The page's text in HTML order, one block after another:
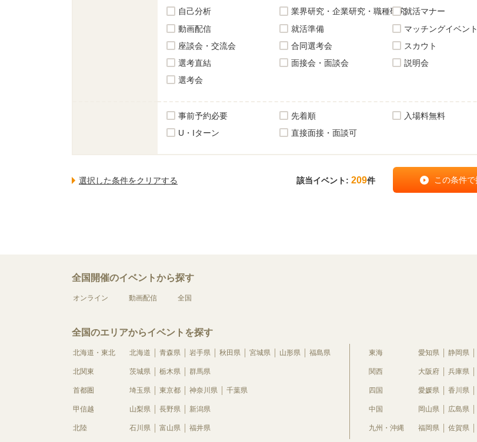
自己分析
業界研究・企業研究・職種研究就活マナー
動画配信
就活準備
マッチングイベント
座談会・交流会
合同選考会
スカウト
選考直結
面接会・面談会
説明会
選考会
事前予約必要 先着順
入場料無料
U・Iターン
直接面接・面談可
該当イベント: 209件
全国開催のイベントから探す
オンライン 動画配信 全国
全国のエリアからイベントを探す
北海道・東北 北海道 青森県 岩手県 秋田県 宮城県 山形県 福島県
北関東 茨城県 栃木県 群馬県
首都圏 埼玉県 東京都 神奈川県 千葉県
甲信越 山梨県 長野県 新潟県
北陸 石川県 富山県 福井県
東海 愛知県 静岡県
関西 大阪府 兵庫県
四国 愛媛県 香川県
中国 岡山県 広島県
九州・沖縄 福岡県 佐賀県